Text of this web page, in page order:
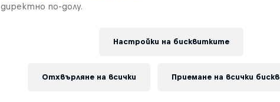
директно по-долу.
Настройки на бисквитките
Отхвърляне на всички Приемане на всички